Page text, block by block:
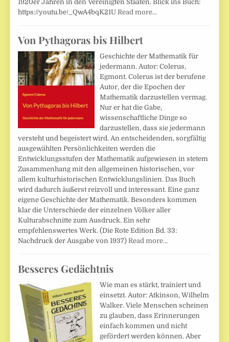
1920er Jahren in den Vereinigten Staaten. Blick ins Buch:
https://youtu.be/_QwA4bqK21U Read more…
Von Pythagoras bis Hilbert
Geschichte der Mathematik für
jedermann. Autor: Colerus,
Egmont. Colerus ist der berufene
Autor, der die Epochen der
Mathematik darzustellen vermag.
Nur er hat die Gabe,
wissenschaftliche Dinge so
darzustellen, dass sie jedermann
versteht und begeistert wird. An entscheidenden, sorgfältig
ausgewählten Persönlichkeiten werden die
Entwicklungsstufen der Mathematik aufgewiesen in stetem
Zusammenhang mit den allgemeinen historischen, vor
allem kulturhistorischen Entwicklungslinien. Das Buch
wird dadurch äußerst reizvoll und interessant. Eine ganz
eigene Geschichte der Mathematik. Besonders kommen
klar die Unterschiede der einzelnen Völker aller
Kulturabschnitte zum Ausdruck. Ein sehr
empfehlenswertes Werk. (Die Rote Edition Bd. 33:
Nachdruck der Ausgabe von 1937)Read more…
Besseres Gedächtnis
Wie man es stärkt, trainiert und
einsetzt. Autor: Atkinson, Wilhelm
Walker. Viele Menschen scheinen
zu glauben, dass Erinnerungen
einfach kommen und nicht
gefördert werden können. Aber